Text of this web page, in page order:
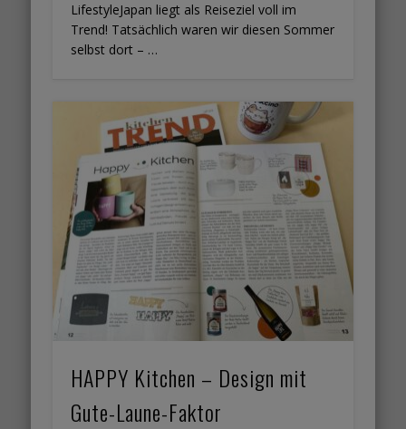
LifestyleJapan liegt als Reiseziel voll im
Trend! Tatsächlich waren wir diesen Sommer
selbst dort – …
HAPPY Kitchen – Design mit
Gute-Laune-Faktor